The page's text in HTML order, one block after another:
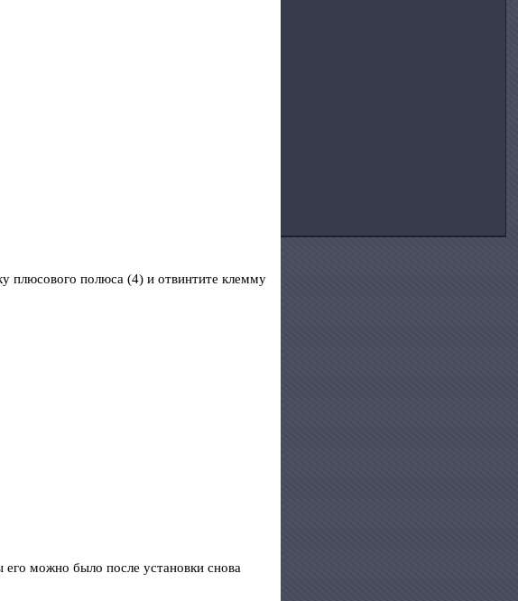
плюсового полюса (4) и отвинтите клемму
можно было после установки снова